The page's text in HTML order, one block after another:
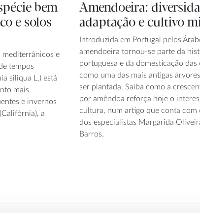
bem
e solos
mediterrânicos e
tempos
siliqua L.) está
mais
e invernos
a
Amendoeira:
adaptação e cultivo
Introduzida em Portugal pelos
amendoeira tornou-se parte da
portuguesa e da domesticação das
como uma das mais antigas
ser plantada. Saiba como a
por amêndoa reforça hoje o
cultura, num artigo que conta
dos especialistas Margarida
Barros.